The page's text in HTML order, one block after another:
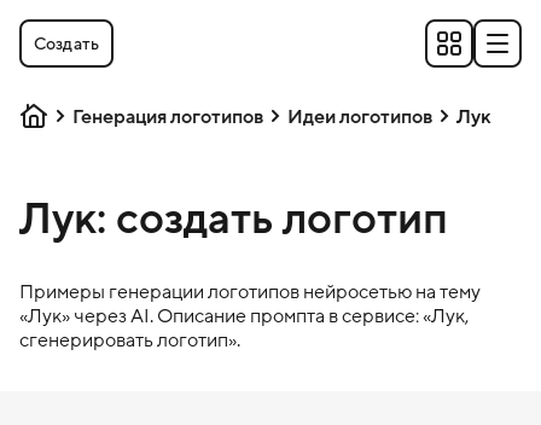
Создать
Генерация логотипов Идеи логотипов Лук
Лук: создать логотип
Примеры генерации логотипов нейросетью на тему
«Лук» через AI. Описание промпта в сервисе: «Лук,
сгенерировать логотип».